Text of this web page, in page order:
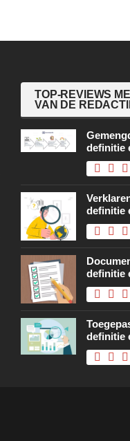
TOP-REVIEWS
VAN DE
definitie
definitie
definitie
definitie